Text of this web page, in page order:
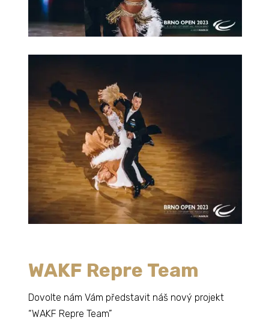
WAKF Repre Team
Dovolte nám Vám představit náš nový projekt
“WAKF Repre Team”